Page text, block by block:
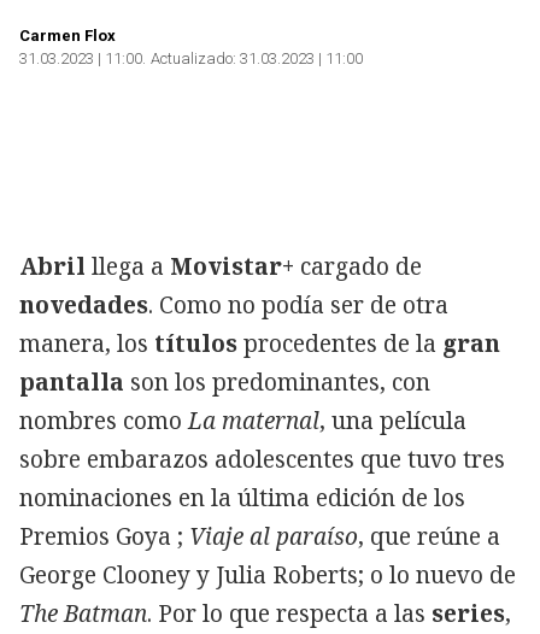
Carmen Flox
31.03.2023 | 11:00 Actualizado: 31.03.2023 | 11:00
Abril llega a Movistar+ cargado de
novedades. Como no podía ser de otra
manera, los títulosprocedentes de la gran
pantalla son los predominantes, con
nombres comoLa maternal, una película
sobre embarazos adolescentes que tuvo tres
nominaciones en la última edición de los
Premios Goya ; Viaje al paraíso, que reúne a
George Clooney y Julia Roberts; o lo nuevo de
The Batman. Por lo que respecta a las series,